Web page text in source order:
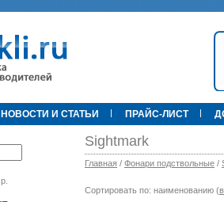
НОВОСТИ И СТАТЬИ ПРАЙС-ЛИСТ
р.
Sightmark
Главная / Фонари подствольные /
Сортировать по: наименованию (